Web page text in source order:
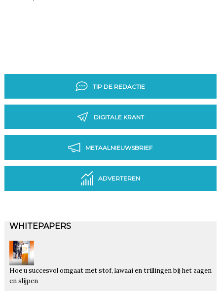
TIP DE REDACTIE
DIGITALE KRANT
METAALNIEUWSBRIEF
ADVERTEREN
WHITEPAPERS
Hoe u succesvol omgaat met stof, lawaai en trillingen bij het zagen
en slijpen